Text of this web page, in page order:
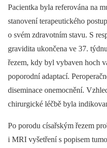
Pacientka byla referována na
stanovení terapeutického
o svém zdravotním stavu. S
gravidita ukončena ve 37.
řezem, kdy byl vybaven hoch
poporodní adaptací.
diseminace onemocnění.
chirurgické léčbě byla
Po porodu císařským řezem
i MRI vyšetření s popisem